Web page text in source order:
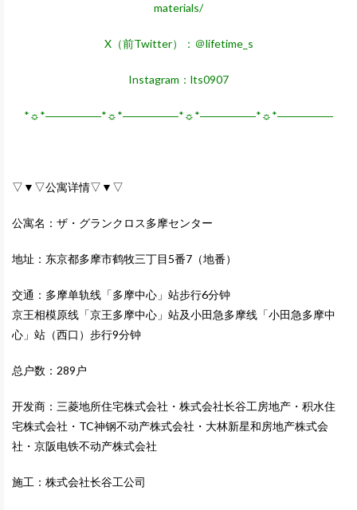
materials/
X（前Twitter）：＠lifetime_s
Instagram：lts0907
*☼*―――――*☼*―――――*☼*―――――*☼*―――――
▽▼▽公寓详情▽▼▽
公寓名：ザ・グランクロス多摩センター
地址：东京都多摩市鹤牧三丁目5番7（地番）
交通：多摩单轨线「多摩中心」站步行6分钟
京王相模原线「京王多摩中心」站及小田急多摩线「小田急多摩中
心」站（西口）步行9分钟
总户数：289户
开发商：三菱地所住宅株式会社・株式会社长谷工房地产・积水住
宅株式会社・TC神钢不动产株式会社・大林新星和房地产株式会
社・京阪电铁不动产株式会社
施工：株式会社长谷工公司